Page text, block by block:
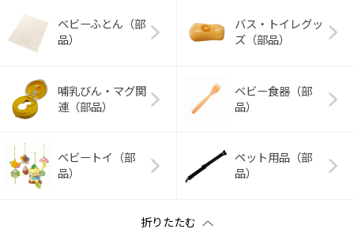
ベビーふとん（部
品）
バス・トイレグッ
ズ（部品）
哺乳びん・マグ関
連（部品）
ベビー食器（部
品）
ベビートイ（部
品）
ペット用品（部
品）